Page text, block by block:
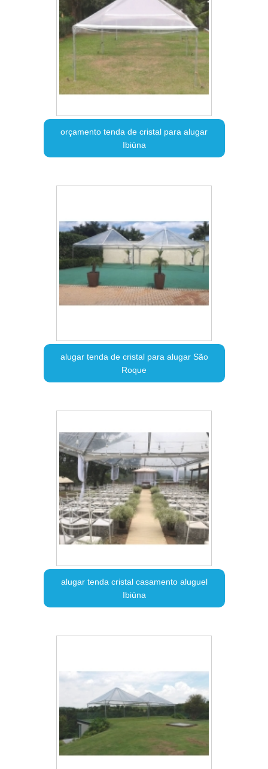
orçamento tenda de cristal para alugar
Ibiúna
alugar tenda de cristal para alugar São
Roque
alugar tenda cristal casamento aluguel
Ibiúna